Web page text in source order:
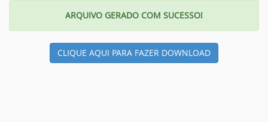
ARQUIVO GERADO COM SUCESSO!
CLIQUE AQUI PARA FAZER DOWNLOAD